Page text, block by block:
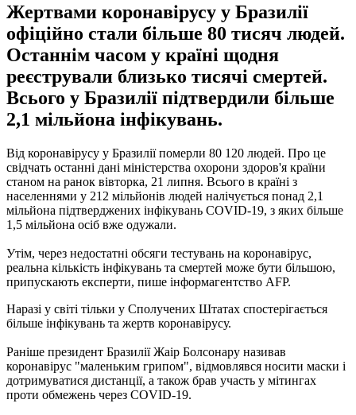
Жертвами коронавірусу у Бразилії
офіційно стали більше 80 тисяч людей.
Останнім часом у країні щодня
реєстрували близько тисячі смертей.
Всього у Бразилії підтвердили більше
2,1 мільйона інфікувань.
Від коронавірусу у Бразилії померли 80 120 людей. Про це
свідчать останні дані міністерства охорони здоров'я країни
станом на ранок вівторка, 21 липня. Всього в країні з
населеннями у 212 мільйонів людей налічується понад 2,1
мільйона підтверджених інфікувань COVID-19, з яких більше
1,5 мільйона осіб вже одужали.
Утім, через недостатні обсяги тестувань на коронавірус,
реальна кількість інфікувань та смертей може бути більшою,
припускають експерти, пише інформагентство AFP.
Наразі у світі тільки у Сполучених Штатах спостерігається
більше інфікувань та жертв коронавірусу.
Раніше президент Бразилії Жаір Болсонару називав
коронавірус "маленьким грипом", відмовлявся носити маски і
дотримуватися дистанції, а також брав участь у мітингах
проти обмежень через COVID-19.